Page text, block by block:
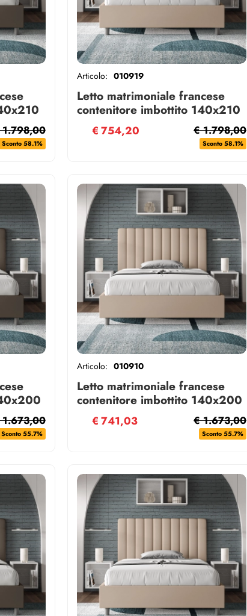
Sconto 58.1%
Letto matrimoniale francese
contenitore imbottito 140x210
similpelle tortora Agueda
Articolo: 010919
€ 1.798,00
Sconto 58.1%
€754,20
Sconto 55.7%
Letto matrimoniale francese
contenitore imbottito 140x200
similpelle tortora Agueda
Articolo: 010910
€ 1.673,00
Sconto 55.7%
€741,03